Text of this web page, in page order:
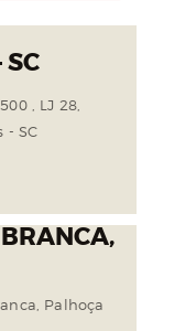
SC
, LJ 28,
- SC
Palhoça